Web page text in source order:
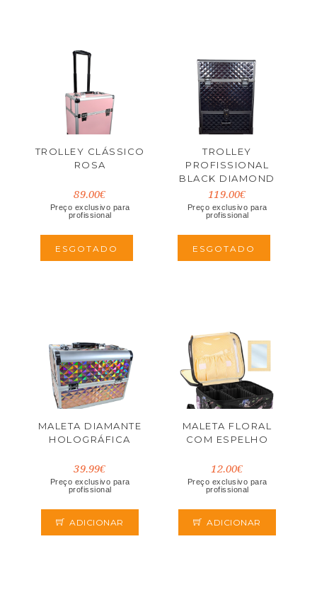
TROLLEY CLÁSSICO
ROSA
89.00€
Preço exclusivo para
profissional
ESGOTADO
TROLLEY
PROFISSIONAL
BLACK DIAMOND
119.00€
Preço exclusivo para
profissional
ESGOTADO
MALETA DIAMANTE
HOLOGRÁFICA
39.99€
Preço exclusivo para
profissional
ADICIONAR
MALETA FLORAL
COM ESPELHO
12.00€
Preço exclusivo para
profissional
ADICIONAR